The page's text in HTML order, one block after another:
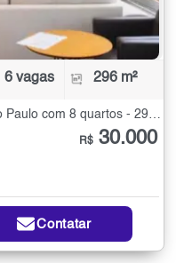
6 vagas 296 m²
Sobrado para Alugar no Jardim São Paulo com 8 quartos - 296 m²
R$ 30.000
Contatar